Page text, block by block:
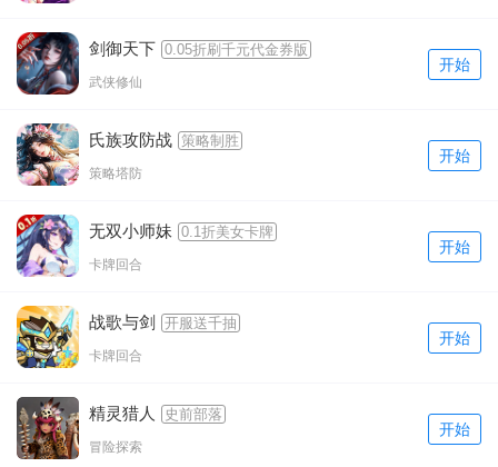
剑御天下 0.05折刷千元代金券版
武侠修仙
开始
氏族攻防战 策略制胜
策略塔防
开始
无双小师妹 0.1折美女卡牌
卡牌回合
开始
战歌与剑 开服送千抽
卡牌回合
开始
精灵猎人 史前部落
冒险探索
开始